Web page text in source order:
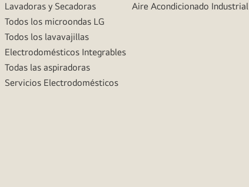
Lavadoras y Secadoras
Todos los microondas LG
Todos los lavavajillas
Electrodomésticos Integrables
Todas las aspiradoras
Servicios Electrodomésticos
Aire Acondicionado Industrial